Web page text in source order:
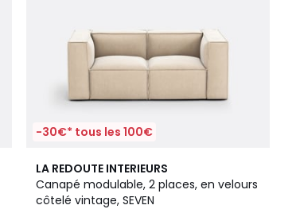
-30€* tous les 100€
LA REDOUTE INTERIEURS
Canapé modulable, 2 places, en velours
côtelé vintage, SEVEN
5
/
5
4
Couleurs